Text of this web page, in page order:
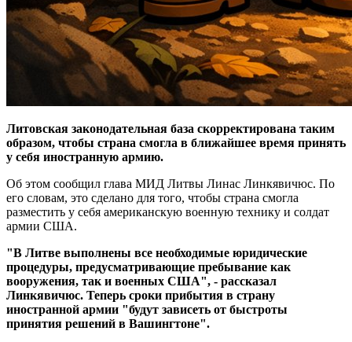
Литовская законодательная база скорректирована таким
образом, чтобы страна смогла в ближайшее время принять
у себя иностранную армию.
Об этом сообщил глава МИД Литвы Линас Линкявичюс. По
его словам, это сделано для того, чтобы страна смогла
разместить у себя американскую военную технику и солдат
армии США.
"В Литве выполнены все необходимые юридические
процедуры, предусматривающие пребывание как
вооружения, так и военных США", - рассказал
Линкявичюс. Теперь сроки прибытия в страну
иностранной армии "будут зависеть от быстроты
принятия решений в Вашингтоне".